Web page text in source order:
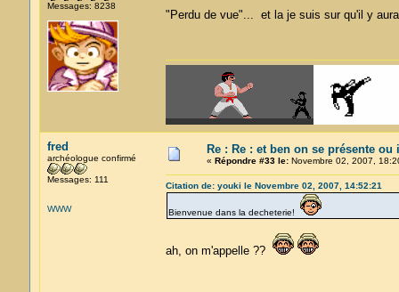
Messages: 8238
"Perdu de vue"... et la je suis sur qu'il y
fred
archéologue confirmé
Messages: 111
WWW
Re : Re : et ben on se présente ou
« Répondre #33 le:Novembre 02, 2007,
Citation de: youki le Novembre 02, 2007, 14:52:21
Bienvenue dans la decheterie!
ah, on m'appelle ??